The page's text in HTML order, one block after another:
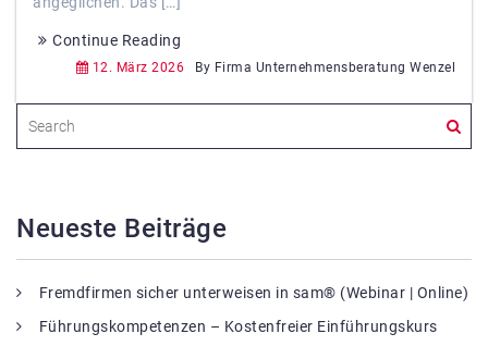
Continue Reading
12. März 2026 By Firma Unternehmensberatung Wenzel
Neueste Beiträge
Fremdfirmen sicher unterweisen in sam® (Webinar | Online)
Führungskompetenzen – Kostenfreier Einführungskurs